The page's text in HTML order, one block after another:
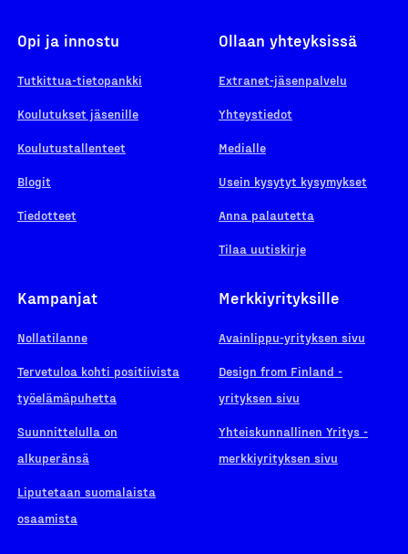
Opi ja innostu
Tutkittua-tietopankki
Koulutukset jäsenille
Koulutustallenteet
Blogit
Tiedotteet
Ollaan yhteyksissä
Extranet-jäsenpalvelu
Yhteystiedot
Medialle
Usein kysytyt kysymykset
Anna palautetta
Tilaa uutiskirje
Kampanjat
Nollatilanne
Tervetuloa kohti positiivista
työelämäpuhetta
Suunnittelulla on
alkuperänsä
Liputetaan suomalaista
osaamista
Merkkiyrityksille
Avainlippu-yrityksen sivu
Design from Finland -
yrityksen sivu
Yhteiskunnallinen Yritys -
merkkiyrityksen sivu